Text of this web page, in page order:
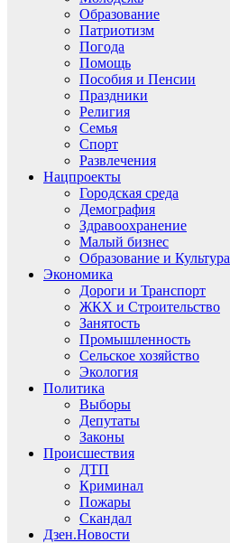
Образование
Патриотизм
Погода
Помощь
Пособия и Пенсии
Праздники
Религия
Семья
Спорт
Развлечения
Нацпроекты
Городская среда
Демография
Здравоохранение
Малый бизнес
Образование и Культура
Экономика
Дороги и Транспорт
ЖКХ и Строительство
Занятость
Промышленность
Сельское хозяйство
Экология
Политика
Выборы
Депутаты
Законы
Происшествия
ДТП
Криминал
Пожары
Скандал
Дзен.Новости